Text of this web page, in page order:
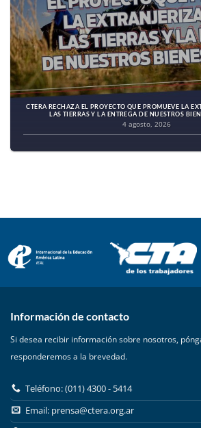
CTERA RECHAZA EL PROYECTO QUE PROMUEVE LA
LAS TIERRAS Y LA ENTREGA DE NUESTROS
4 agosto, 2026
Información de contacto
Si desea recibir información sobre nosotros,
responderemos a la brevedad.
Teléfono: (011) 4300 - 5414
Email: prensa@ctera.org.ar